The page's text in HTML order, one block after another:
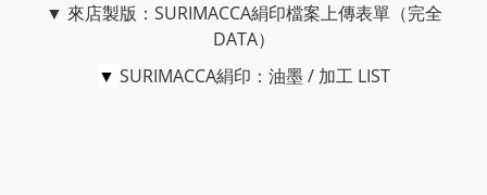
▼ 來店製版：SURIMACCA絹印檔案上傳表單（完全
DATA）
▼ SURIMACCA絹印：油墨 / 加工 LIST